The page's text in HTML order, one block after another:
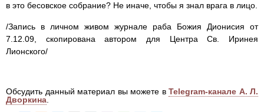
в это бесовское собрание? Не иначе, чтобы я знал врага в лицо.
/Запись в личном живом журнале раба Божия Дионисия от
7.12.09, скопирована автором для Центра Св. Иринея
Лионского/
Обсудить данный материал вы можете в Telegram-канале А. Л.
Дворкина